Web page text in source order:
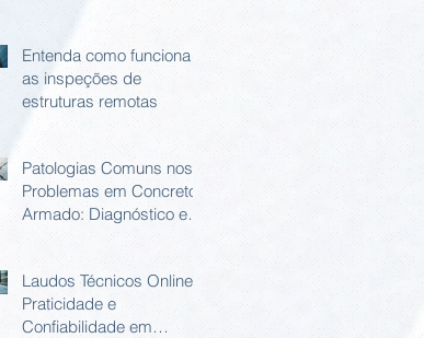
Entenda como funciona
as inspeções de
estruturas remotas
Patologias Comuns nos
Problemas em Concreto
Armado: Diagnóstico e
Laudos Técnicos Online:
Praticidade e
Confiabilidade em